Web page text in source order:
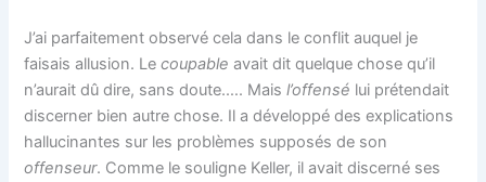
J’ai parfaitement observé cela dans le conflit auquel je
faisais allusion. Lecoupableavait dit quelque chose qu’il
n’aurait dû dire, sans doute.…. Maisl’offensé lui prétendait
discerner bien autre chose. Il a développé des explications
hallucinantes sur les problèmes supposés de son
offenseur. Comme le souligne Keller, il avait discerné ses